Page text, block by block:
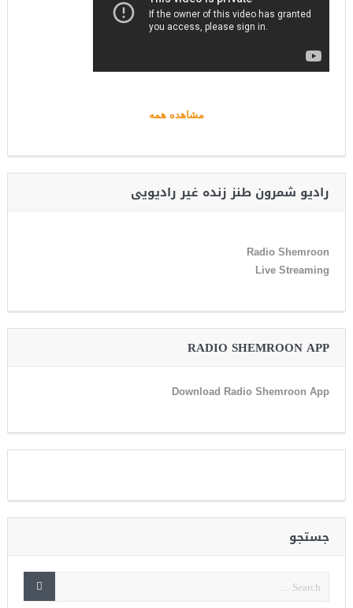
مشاهده همه
رادیو شمرون طنز زنده غیر رادیویی
Radio Shemroon
Live Streaming
RADIO SHEMROON APP
Download Radio Shemroon App
جستجو